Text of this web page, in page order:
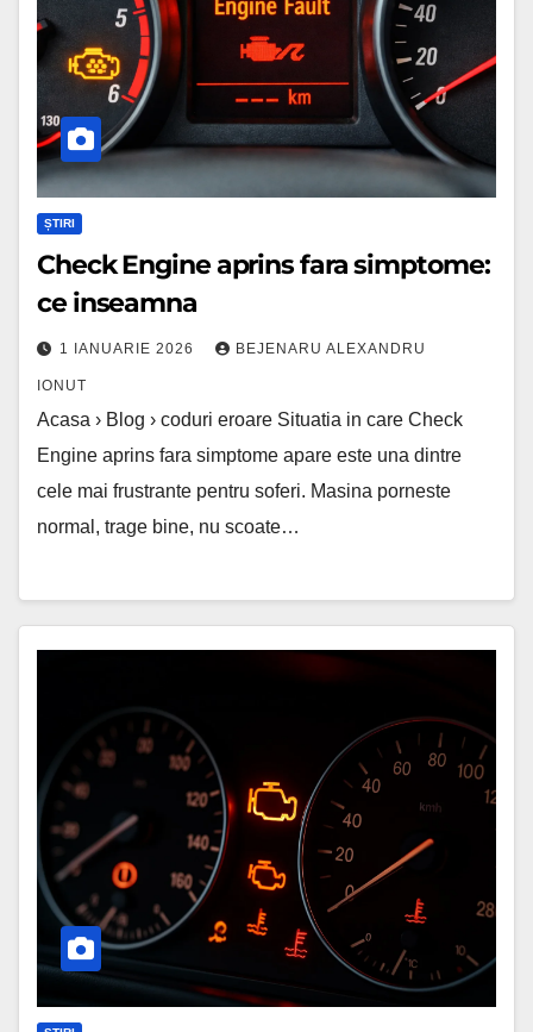
ce
inseamna
ȘTIRI
Check Engine aprins fara simptome:
ce inseamna
1 IANUARIE 2026 BEJENARU ALEXANDRU
IONUT
Acasa › Blog › coduri eroare Situatia in care Check
Engine aprins fara simptome apare este una dintre
cele mai frustrante pentru soferi. Masina porneste
normal, trage bine, nu scoate…
bec
bord?
Iată